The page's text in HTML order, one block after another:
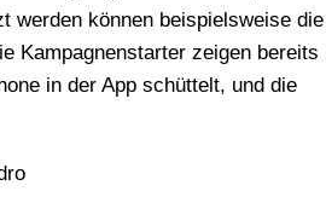
wer­den kön­nen bei­spiels­wei­se die
Kam­pa­gnen­star­ter zei­gen bereits
in der App schüt­telt, und die